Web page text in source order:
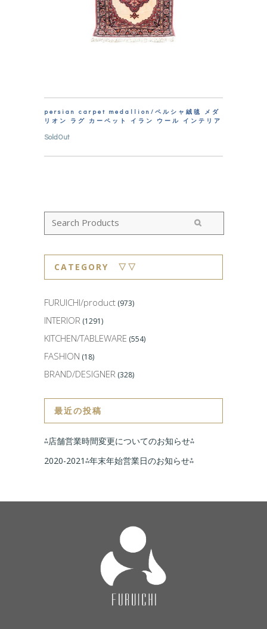
persian carpet medallion/ペルシャ絨毯 メダ
リオン ラグ カーペット イラン ウール インテリア
SoldOut
CATEGORY ▽▽
FURUICHI/product (973)
INTERIOR (1291)
KITCHEN/TABLEWARE (554)
FASHION (18)
BRAND/DESIGNER (328)
最近の投稿
⁂店舗営業時間変更についてのお知らせ⁂
2020-2021⁂年末年始営業日のお知らせ⁂